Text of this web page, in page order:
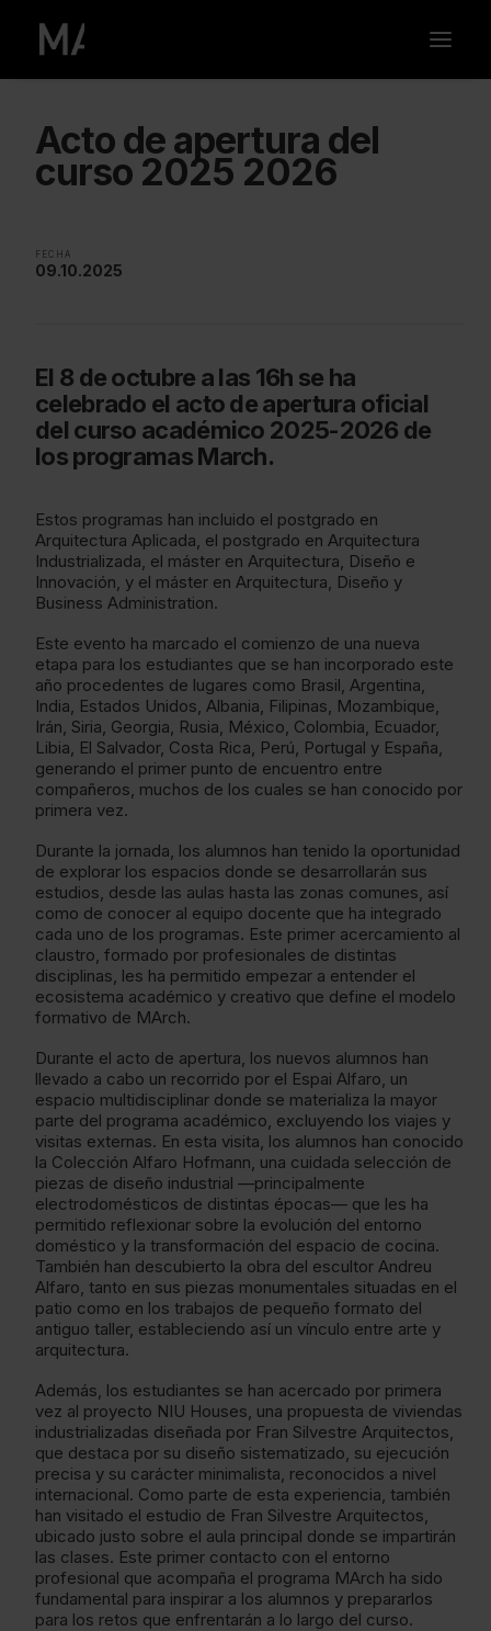
Acto de apertura del
curso 2025 2026
FECHA
09.10.2025
El 8 de octubre a las 16h se ha
celebrado el acto de apertura oficial
del curso académico 2025-2026 de
los programas March.
Estos programas han incluido el postgrado en
Arquitectura Aplicada, el postgrado en Arquitectura
Industrializada, el máster en Arquitectura, Diseño e
Innovación, y el máster en Arquitectura, Diseño y
Business Administration.
Este evento ha marcado el comienzo de una nueva
etapa para los estudiantes que se han incorporado este
año procedentes de lugares como Brasil, Argentina,
India, Estados Unidos, Albania, Filipinas, Mozambique,
Irán, Siria, Georgia, Rusia, México, Colombia, Ecuador,
Libia, El Salvador, Costa Rica, Perú, Portugal y España,
generando el primer punto de encuentro entre
compañeros, muchos de los cuales se han conocido por
primera vez.
Durante la jornada, los alumnos han tenido la oportunidad
de explorar los espacios donde se desarrollarán sus
estudios, desde las aulas hasta las zonas comunes, así
como de conocer al equipo docente que ha integrado
cada uno de los programas. Este primer acercamiento al
claustro, formado por profesionales de distintas
disciplinas, les ha permitido empezar a entender el
ecosistema académico y creativo que define el modelo
formativo de MArch.
Durante el acto de apertura, los nuevos alumnos han
llevado a cabo un recorrido por el Espai Alfaro, un
espacio multidisciplinar donde se materializa la mayor
parte del programa académico, excluyendo los viajes y
visitas externas. En esta visita, los alumnos han conocido
la Colección Alfaro Hofmann, una cuidada selección de
piezas de diseño industrial —principalmente
electrodomésticos de distintas épocas— que les ha
permitido reflexionar sobre la evolución del entorno
doméstico y la transformación del espacio de cocina.
También han descubierto la obra del escultor Andreu
Alfaro, tanto en sus piezas monumentales situadas en el
patio como en los trabajos de pequeño formato del
antiguo taller, estableciendo así un vínculo entre arte y
arquitectura.
Además, los estudiantes se han acercado por primera
vez al proyecto NIU Houses, una propuesta de viviendas
industrializadas diseñada por Fran Silvestre Arquitectos,
que destaca por su diseño sistematizado, su ejecución
precisa y su carácter minimalista, reconocidos a nivel
internacional. Como parte de esta experiencia, también
han visitado el estudio de Fran Silvestre Arquitectos,
ubicado justo sobre el aula principal donde se impartirán
las clases. Este primer contacto con el entorno
profesional que acompaña el programa MArch ha sido
fundamental para inspirar a los alumnos y prepararlos
para los retos que enfrentarán a lo largo del curso.